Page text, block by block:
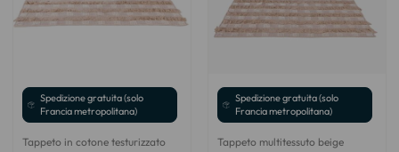
Spedizione gratuita (solo
Francia metropolitana)
Tappeto in cotone testurizzato
Spedizione gratuita (solo
Francia metropolitana)
Tappeto multitessuto beige